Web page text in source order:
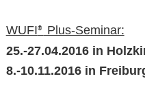
WUFI® Plus-Seminar:
25.-27.04.2016 in
8.-10.11.2016 in